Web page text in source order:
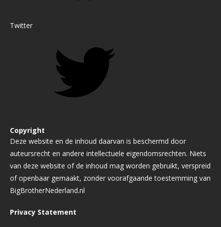
Twitter
Copyright
Deze website en de inhoud daarvan is beschermd door
auteursrecht en andere intellectuele eigendomsrechten. Niets
van deze website of de inhoud mag worden gebruikt, verspreid
of openbaar gemaakt, zonder voorafgaande toestemming van
BigBrotherNederland.nl
Privacy Statement